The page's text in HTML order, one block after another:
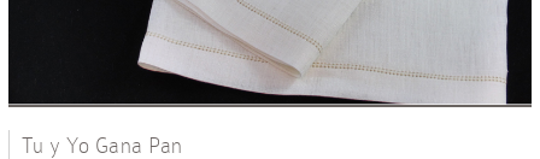
Tu y Yo Gana Pan